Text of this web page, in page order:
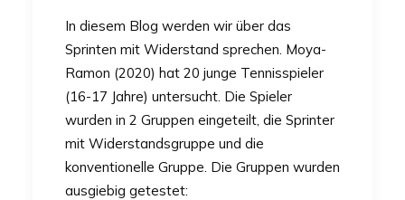
In diesem Blog werden wir über das
Sprinten mit Widerstand sprechen. Moya-
Ramon (2020) hat 20 junge Tennisspieler
(16-17 Jahre) untersucht. Die Spieler
wurden in 2 Gruppen eingeteilt, die Sprinter
mit Widerstandsgruppe und die
konventionelle Gruppe. Die Gruppen wurden
ausgiebig getestet: